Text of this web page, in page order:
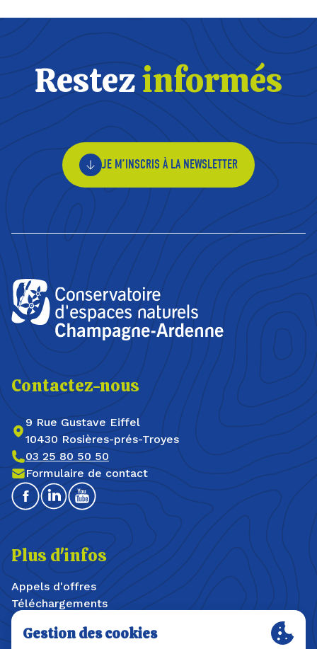
Restezinformés
JE M’INSCRIS À LA NEWSLETTER
Contactez-nous
9 Rue Gustave Eiffel
10430 Rosières-prés-Troyes
03 25 80 50 50
Formulaire de contact
FacebookLinkedinYoutube
Plus d'infos
Appels d'offres
Téléchargements
Offres d'emploi / stages
Plan du site